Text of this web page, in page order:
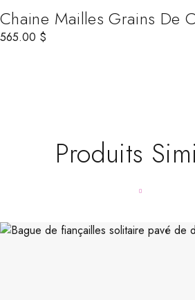
Chaine Mailles Grains De
565.00 $
Produits